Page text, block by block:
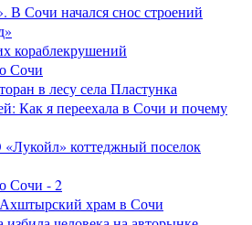
Сочи начался снос строений
кораблекрушений
Сочи
в лесу села Пластунка
Как я переехала в Сочи и почему
коттеджный поселок
Сочи - 2
Ахштырский храм в Сочи